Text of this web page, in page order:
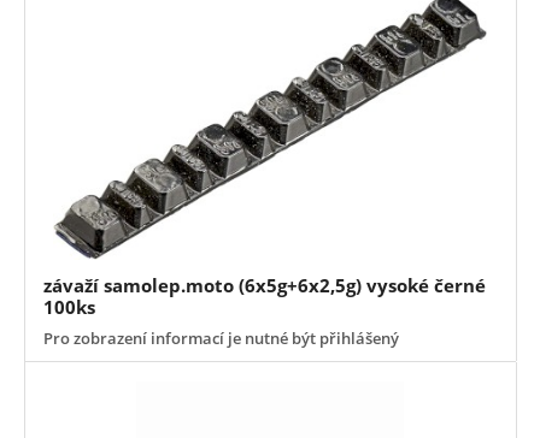
závaží samolep.moto (6x5g+6x2,5g) vysoké černé
100ks
Pro zobrazení informací je nutné být přihlášený